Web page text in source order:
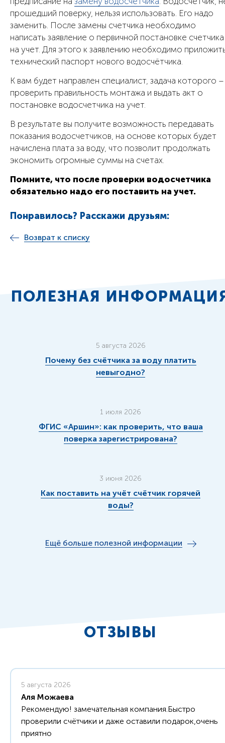
прошедший поверку, нельзя использовать. Его надо
заменить. После замены счетчика необходимо
написать заявление о первичной постановке счетчика
на учет. Для этого к заявлению необходимо
технический паспорт нового водосчётчика.
К вам будет направлен специалист, задача которого –
проверить правильность монтажа и выдать акт о
постановке водосчетчика на учет.
В результате вы получите возможность передавать
показания водосчетчиков, на основе которых будет
начислена плата за воду, что позволит продолжать
экономить огромные суммы на счетах.
Помните, что после проверки водосчетчика
обязательно надо его поставить на учет.
Понравилось? Расскажи друзьям:
Возврат к списку
ПОЛЕЗНАЯ
5 августа 2026
Почему без счётчика за воду платить
невыгодно?
1 июля 2026
ФГИС «Аршин»: как проверить, что ваша
поверка зарегистрирована?
3 июня 2026
Как поставить на учёт счётчик горячей
воды?
Ещё больше полезной информации
ОТЗЫВЫ
5 августа 2026
Аля Можаева
Рекомендую! замечательная компания.Быстро
проверили счётчики и даже оставили подарок,очень
приятно